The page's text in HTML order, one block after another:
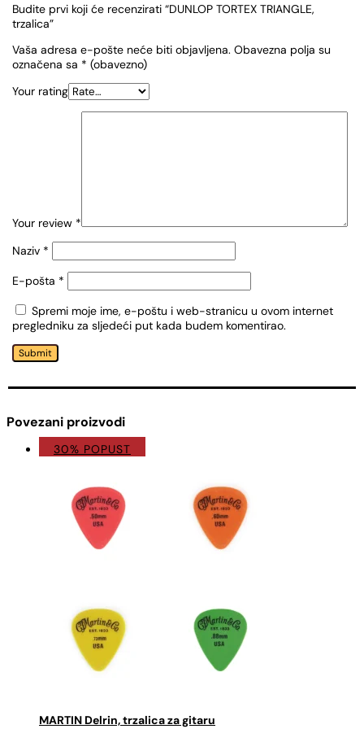
Budite prvi koji će recenzirati “DUNLOP TORTEX TRIANGLE,
trzalica”
Vaša adresa e-pošte neće biti objavljena. Obavezna polja su
označena sa * (obavezno)
Your rating
Your review *
Naziv *
E-pošta *
Spremi moje ime, e-poštu i web-stranicu u ovom internet
pregledniku za sljedeći put kada budem komentirao.
Submit
Povezani proizvodi
30% POPUST
MARTIN Delrin, trzalica za gitaru